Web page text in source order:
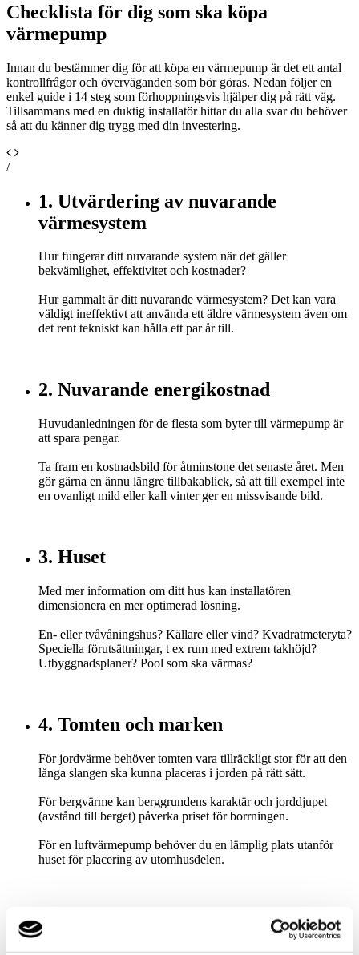
Checklista för dig som ska köpa
värmepump
Innan du bestämmer dig för att köpa en värmepump är det ett antal
kontrollfrågor och överväganden som bör göras. Nedan följer en
enkel guide i 14 steg som förhoppningsvis hjälper dig på rätt väg.
Tillsammans med en duktig installatör hittar du alla svar du behöver
så att du känner dig trygg med din investering.
/
1. Utvärdering av nuvarande
värmesystem
Hur fungerar ditt nuvarande system när det gäller
bekvämlighet, effektivitet och kostnader?
Hur gammalt är ditt nuvarande värmesystem? Det kan vara
väldigt ineffektivt att använda ett äldre värmesystem även om
det rent tekniskt kan hålla ett par år till.
2. Nuvarande energikostnad
Huvudanledningen för de flesta som byter till värmepump är
att spara pengar.
Ta fram en kostnadsbild för åtminstone det senaste året. Men
gör gärna en ännu längre tillbakablick, så att till exempel inte
en ovanligt mild eller kall vinter ger en missvisande bild.
3. Huset
Med mer information om ditt hus kan installatören
dimensionera en mer optimerad lösning.
En- eller tvåvåningshus? Källare eller vind? Kvadratmeteryta?
Speciella förutsättningar, t ex rum med extrem takhöjd?
Utbyggnadsplaner? Pool som ska värmas?
4. Tomten och marken
För jordvärme behöver tomten vara tillräckligt stor för att den
långa slangen ska kunna placeras i jorden på rätt sätt.
För bergvärme kan berggrundens karaktär och jorddjupet
(avstånd till berget) påverka priset för borrningen.
För en luftvärmepump behöver du en lämplig plats utanför
huset för placering av utomhusdelen.
5. Värme- och varmvattenbehov